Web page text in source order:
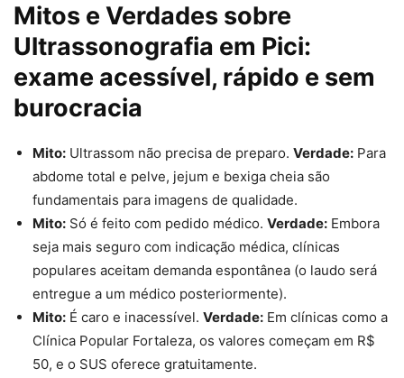
Mitos e Verdades sobre
Ultrassonografia em Pici:
exame acessível, rápido e sem
burocracia
Mito: Ultrassom não precisa de preparo. Verdade: Para
abdome total e pelve, jejum e bexiga cheia são
fundamentais para imagens de qualidade.
Mito: Só é feito com pedido médico. Verdade: Embora
seja mais seguro com indicação médica, clínicas
populares aceitam demanda espontânea (o laudo será
entregue a um médico posteriormente).
Mito: É caro e inacessível. Verdade: Em clínicas como a
Clínica Popular Fortaleza, os valores começam em R$
50, e o SUS oferece gratuitamente.